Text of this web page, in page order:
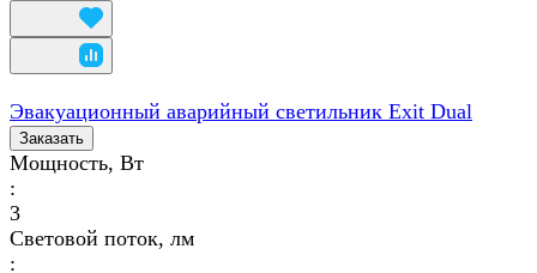
Эвакуационный аварийный светильник Exit Dual
Заказать
Мощность, Вт
:
3
Световой поток, лм
: